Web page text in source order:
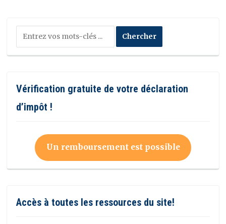
Vérification gratuite de votre déclaration
d’impôt !
Un remboursement est possible
Accès à toutes les ressources du site!